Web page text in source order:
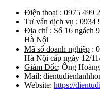
Điện thoại : 0975 499
Tư vấn dịch vụ : 0934
Địa chỉ : Số 16 ngách
Hà Nội
Mã số doanh nghiệp :
Hà Nội cấp ngày 12/
Giám Đốc: Ông
Mail:
Website: https://